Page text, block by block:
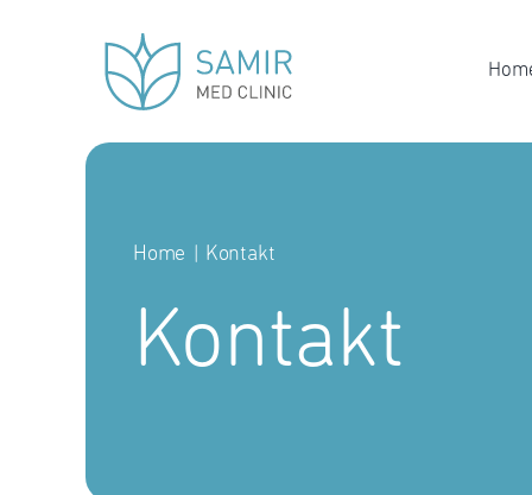
Home Kontakt
Kontakt